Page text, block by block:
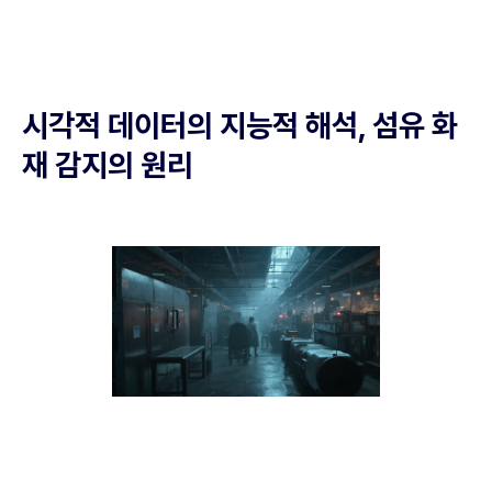
시각적 데이터의 지능적 해석, 섬유 화
재 감지의 원리